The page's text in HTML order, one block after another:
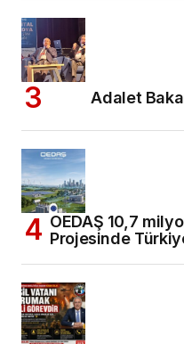
Adalet
OEDAŞ 10,7
Projesinde